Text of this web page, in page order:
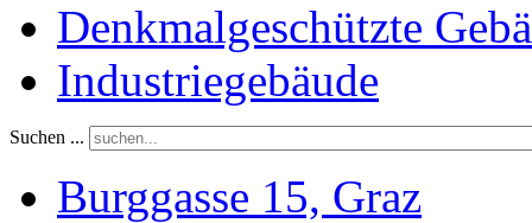
Denkmalgeschützte
Industriegebäude
Suchen ...
Burggasse 15, Graz